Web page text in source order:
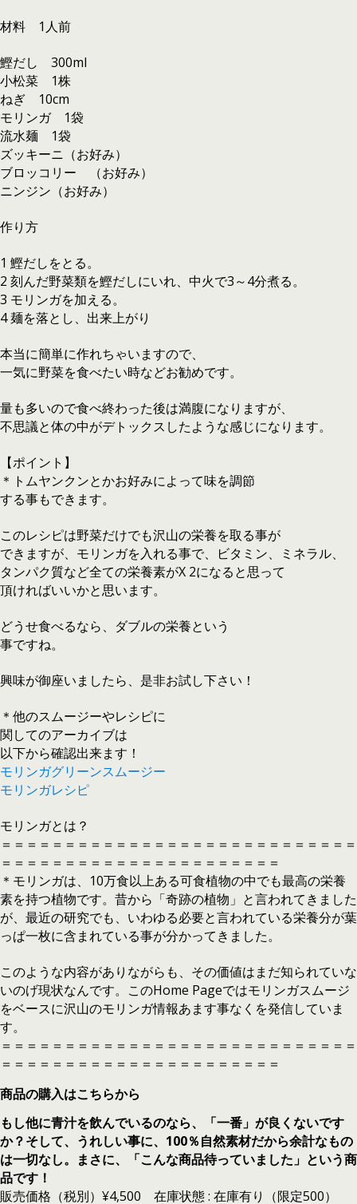
材料 1人前
鰹だし 300ml
小松菜 1株
ねぎ 10cm
モリンガ 1袋
流水麺 1袋
ズッキーニ（お好み）
ブロッコリー （お好み）
ニンジン（お好み）
作り方
1 鰹だしをとる。
2 刻んだ野菜類を鰹だしにいれ、中火で3～4分煮る。
3 モリンガを加える。
4 麺を落とし、出来上がり
本当に簡単に作れちゃいますので、
一気に野菜を食べたい時などお勧めです。
量も多いので食べ終わった後は満腹になりますが、
不思議と体の中がデトックスしたような感じになります。
【ポイント】
＊トムヤンクンとかお好みによって味を調節
する事もできます。
このレシピは野菜だけでも沢山の栄養を取る事が
できますが、モリンガを入れる事で、ビタミン、ミネラル、
タンパク質など全ての栄養素がX 2になると思って
頂ければいいかと思います。
どうせ食べるなら、ダブルの栄養という
事ですね。
興味が御座いましたら、是非お試し下さい！
＊他のスムージーやレシピに
関してのアーカイブは
以下から確認出来ます！
モリンガグリーンスムージー
モリンガレシピ
モリンガとは？
＝＝＝＝＝＝＝＝＝＝＝＝＝＝＝＝＝＝＝＝＝＝＝＝＝＝＝＝
＝＝＝＝＝＝＝＝＝＝＝＝＝＝＝＝＝＝＝＝＝＝
＊モリンガは、10万食以上ある可食植物の中でも最高の栄養
素を持つ植物です。昔から「奇跡の植物」と言われてきました
が、最近の研究でも、いわゆる必要と言われている栄養分が葉
っぱ一枚に含まれている事が分かってきました。
このような内容がありながらも、その価値はまだ知られていな
いのげ現状なんです。このHome Pageではモリンガスムージ
をベースに沢山のモリンガ情報あます事なくを発信していま
す。
＝＝＝＝＝＝＝＝＝＝＝＝＝＝＝＝＝＝＝＝＝＝＝＝＝＝＝＝
＝＝＝＝＝＝＝＝＝＝＝＝＝＝＝＝＝＝＝＝＝＝
商品の購入はこちらから
もし他に青汁を飲んでいるのなら、「一番」が良くないです
か？そして、うれしい事に、100％自然素材だから余計なもの
は一切なし。まさに、「こんな商品待っていました」という商
品です！
販売価格（税別）¥4,500 在庫状態 : 在庫有り（限定500）